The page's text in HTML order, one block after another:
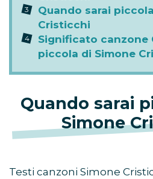
Quando sarai
Cristicchi
Significato canzone
piccola di Simone
Quando sarai
Simone
Testi canzoni Simone